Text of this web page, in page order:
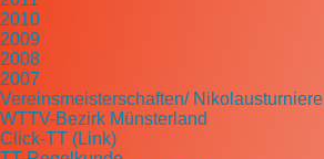
2010
2009
2008
2007
Vereinsmeisterschaften/ Nikolausturniere
WTTV-Bezirk Münsterland
Click-TT (Link)